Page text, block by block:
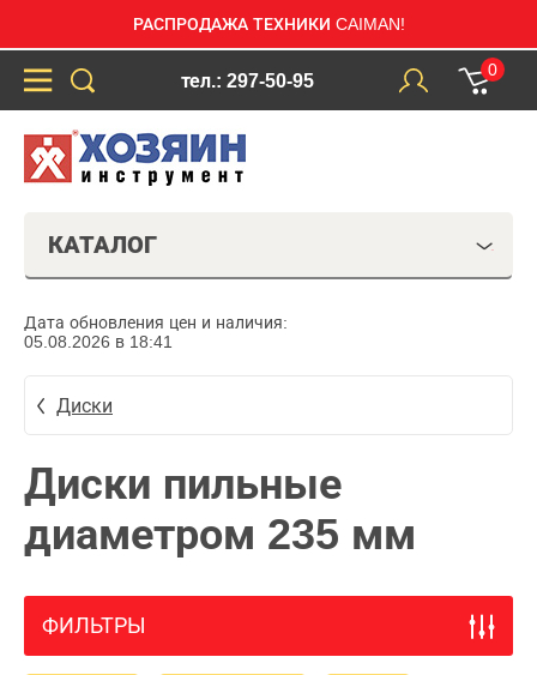
РАСПРОДАЖА ТЕХНИКИ CAIMAN!
тел.: 297-50-95
0
КАТАЛОГ
Дата обновления цен и наличия:
05.08.2026 в 18:41
Диски
Диски пильные
диаметром 235 мм
ФИЛЬТРЫ